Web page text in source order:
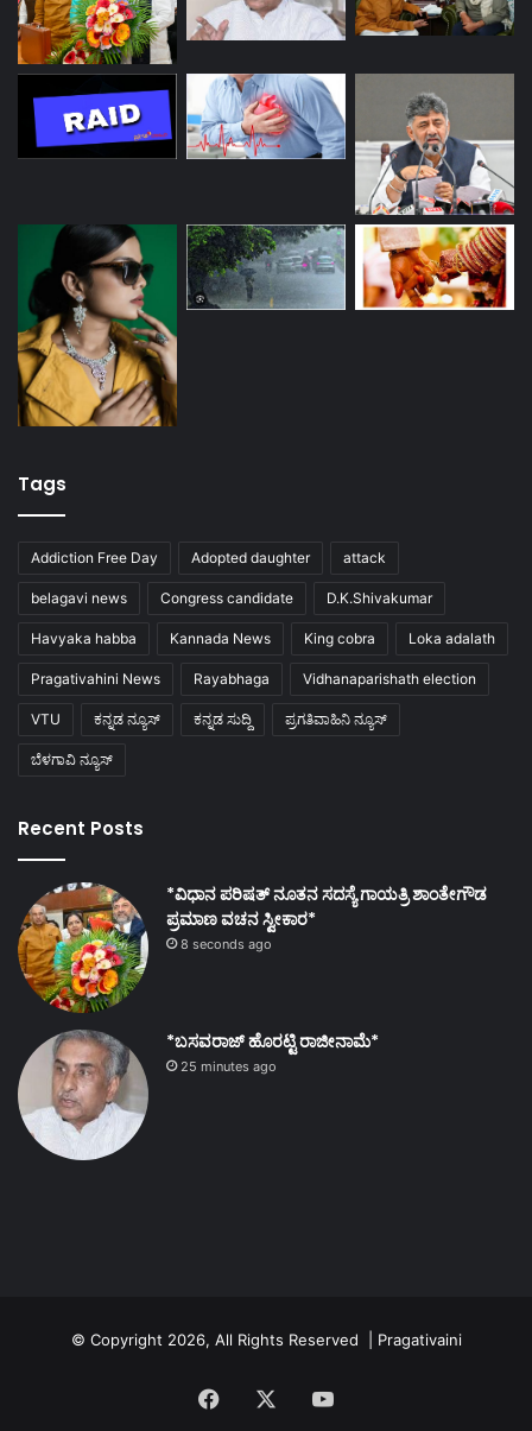
Tags
Addiction Free Day Adopted daughter attack
belagavi news Congress candidate D.K.Shivakumar
Havyaka habba Kannada News King cobra Loka adalath
Pragativahini News Rayabhaga Vidhanaparishath election
VTU ಕನ್ನಡ ನ್ಯೂಸ್ ಕನ್ನಡ ಸುದ್ದಿ ಪ್ರಗತಿವಾಹಿನಿ ನ್ಯೂಸ್
ಬೆಳಗಾವಿ ನ್ಯೂಸ್
Recent Posts
*ವಿಧಾನ ಪರಿಷತ್ ನೂತನ ಸದಸ್ಯೆ ಗಾಯತ್ರಿ ಶಾಂತೇಗೌಡ
ಪ್ರಮಾಣ ವಚನ ಸ್ವೀಕಾರ*
8 seconds ago
*ಬಸವರಾಜ್ ಹೊರಟ್ಟಿ ರಾಜೀನಾಮೆ*
25 minutes ago
© Copyright 2026, All Rights Reserved | Pragativaini
Facebook